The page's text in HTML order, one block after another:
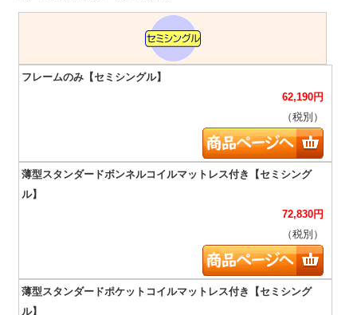
62,190円
（税別）
72,830円
（税別）